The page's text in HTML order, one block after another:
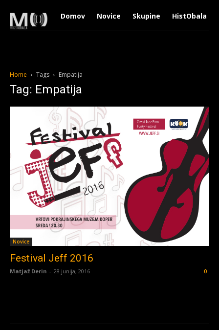
Domov Novice Skupine HistObala
Home Tags Empatija
Tag: Empatija
Novice
Festival Jeff 2016
Matjaž Derin - 28 junija, 2016 0